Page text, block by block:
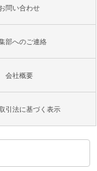
お問い合わせ
部へのご連絡
会社概要
引法に基づく表示